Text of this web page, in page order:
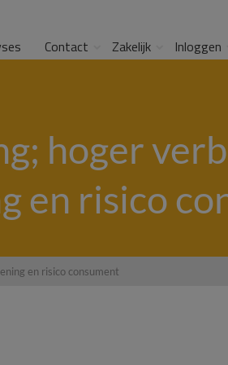
Contact Zakelijk Inloggen
hoger
en risico
en risico consument